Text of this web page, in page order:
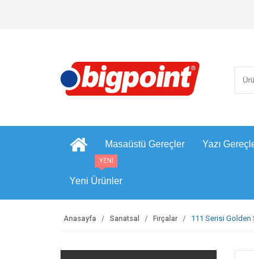
Masaüstü Gereçler Yazı
Yeni Ürünler
YENİ
Anasayfa Sanatsal Fırçalar 111 Serisi Golden